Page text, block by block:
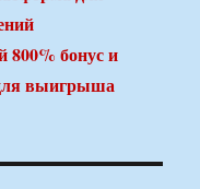
800% бонус и
выигрыша